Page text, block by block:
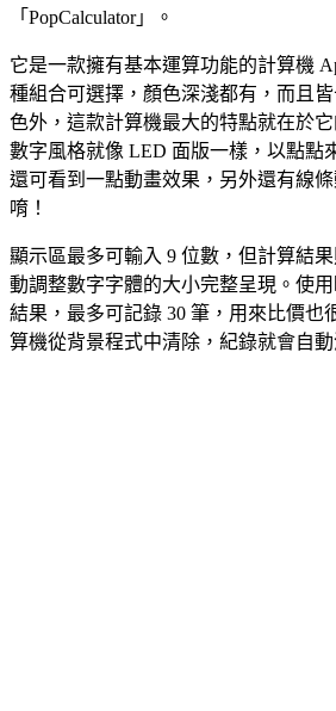
「PopCalculator」。
它是一款擁有基本運算功能的計算機
種組合可選擇，顏色深淺都有，而且
色外，這款計算機最大的特點就在於
數字風格就像 LED 面版一樣，以點點
還可看到一點動畫效果，另外還有線
唷！
顯示區最多可輸入 9 位數，但計算結
動調整數字字體的大小完整呈現。使
結果，最多可記錄 30 筆，用來比價也
算機從背景程式中清除，紀錄就會自動